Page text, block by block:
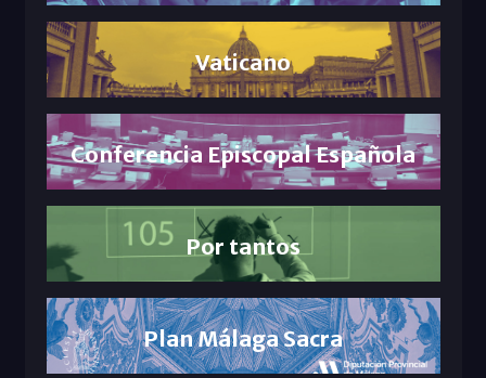
Vaticano
Conferencia Episcopal Española
Por tantos
Plan Málaga Sacra